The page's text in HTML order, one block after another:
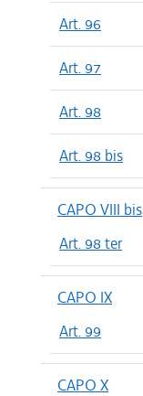
Art. 96
Art. 97
Art. 98
Art. 98 bis
CAPO VIII bis
Art. 98 ter
CAPO IX
Art. 99
CAPO X